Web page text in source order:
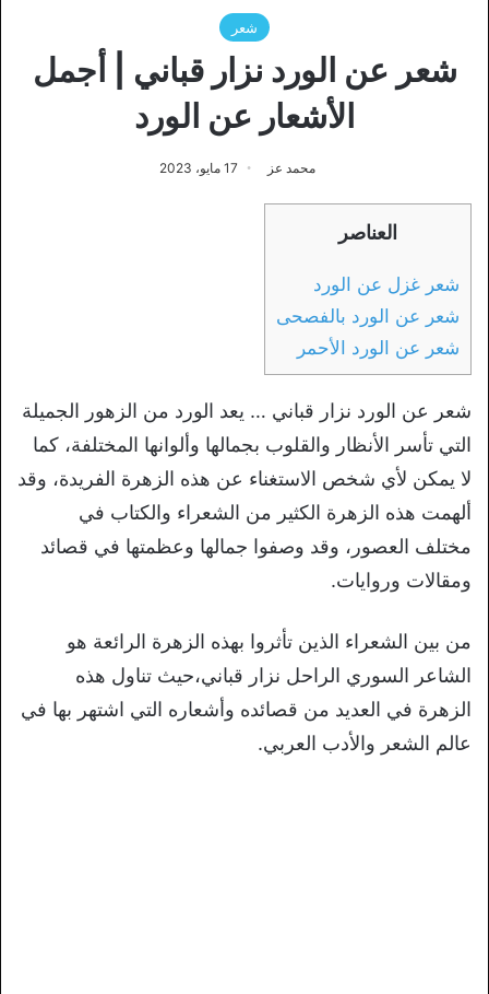
شعر
شعر عن الورد نزار قباني | أجمل
الأشعار عن الورد
محمد عز 17 مايو، 2023
العناصر
شعر غزل عن الورد
شعر عن الورد بالفصحى
شعر عن الورد الأحمر
شعر عن الورد نزار قباني … يعد الورد من الزهور الجميلة
التي تأسر الأنظار والقلوب بجمالها وألوانها المختلفة، كما
لا يمكن لأي شخص الاستغناء عن هذه الزهرة الفريدة، وقد
ألهمت هذه الزهرة الكثير من الشعراء والكتاب في
مختلف العصور، وقد وصفوا جمالها وعظمتها في قصائد
ومقالات وروايات.
من بين الشعراء الذين تأثروا بهذه الزهرة الرائعة هو
الشاعر السوري الراحل نزار قباني،حيث تناول هذه
الزهرة في العديد من قصائده وأشعاره التي اشتهر بها في
عالم الشعر والأدب العربي.